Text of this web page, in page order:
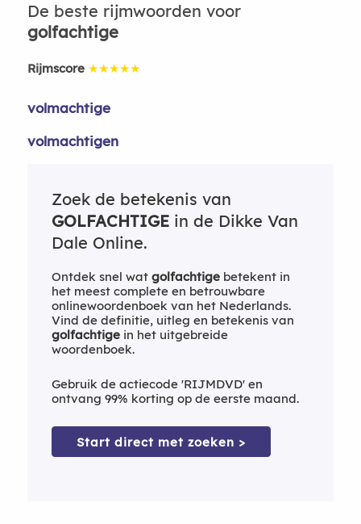
De beste rijmwoorden voor
golfachtige
Rijmscore ★★★★★
volmachtige
volmachtigen
Zoek de betekenis van
GOLFACHTIGEin de Dikke Van
Dale Online.
Ontdek snel wat golfachtigebetekent in
het meest complete en betrouwbare
onlinewoordenboek van het Nederlands.
Vind de definitie, uitleg en betekenis van
golfachtigein het uitgebreide
woordenboek.
Gebruik de actiecode 'RIJMDVD' en
ontvang 99% korting op de eerste maand.
Start direct met zoeken >